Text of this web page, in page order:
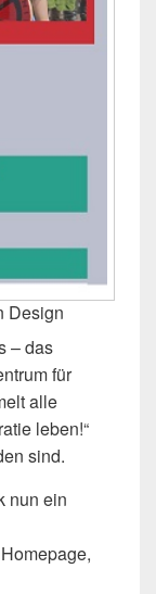
Design
– das
für
alle
leben!“
sind.
nun ein